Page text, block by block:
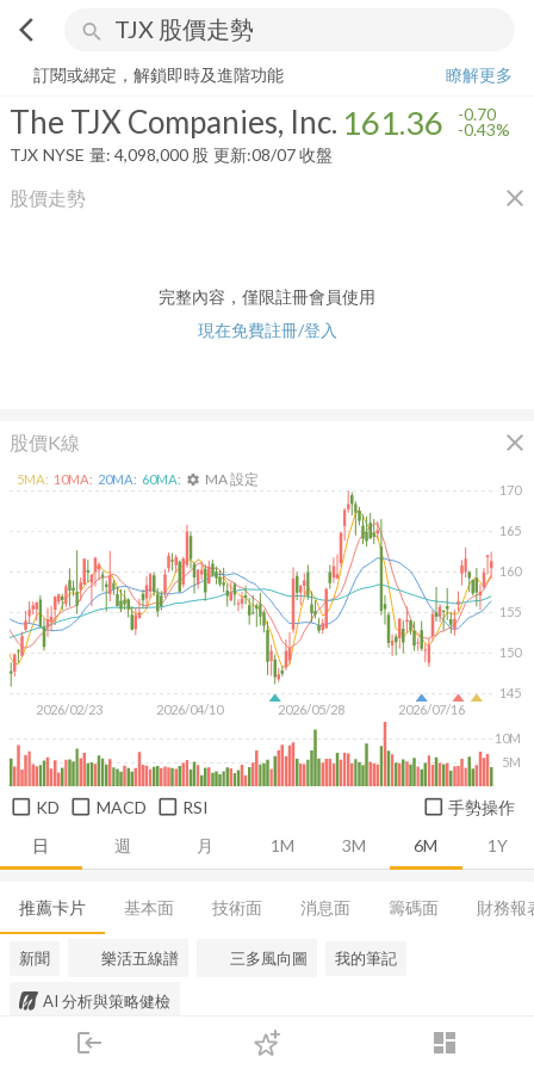
arrow_back_ios search
login dashboard
下單
The TJX Companies, Inc. 161.36
訂閱或綁定，解鎖即時及進階功能
瞭解更多
The TJX Companies, Inc. 161.36 -0.70
-0.43%
TJX NYSE 量: 4,098,000 股 更新:08/07 收盤
股價走勢 close
完整內容，僅限註冊會員使用
現在免費註冊/登入
股價K線 close
日 週 月 1M 3M 6M 1Y
2026/02/23 2026/04/10 2026/05/28 2026/07/16
145
150
155
160
165
170
5M
10M
5MA: 10MA: 20MA: 60MA: settings MA 設定
KD MACD RSI 手勢操作
推薦卡片 基本面 技術面 消息面 籌碼面 財務報
新聞 樂活五線譜 三多風向圖 我的筆記
AI 分析與策略健檢